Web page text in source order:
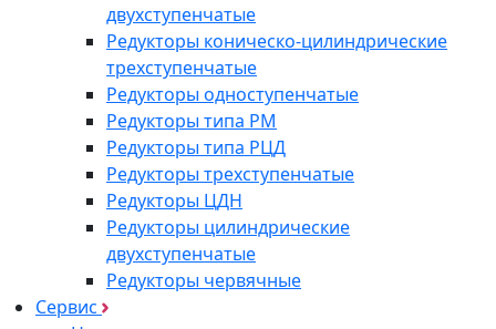
двухступенчатые
Редукторы коническо-цилиндрические
трехступенчатые
Редукторы одноступенчатые
Редукторы типа РМ
Редукторы типа РЦД
Редукторы трехступенчатые
Редукторы ЦДН
Редукторы цилиндрические
двухступенчатые
Редукторы червячные
Сервис